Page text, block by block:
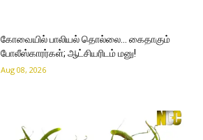
கோவையில் பாலியல் தொல்லை… கைதாகும்
போலீஸ்காரர்கள்; ஆட்சியரிடம் மனு!
Aug 08, 2026